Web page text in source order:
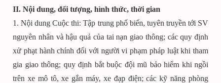
II. Nội dung, đối tượng, hình thức, thời gian
1. Nội dung Cuộc thi: Tập trung phổ biến, tuyên truyền tới SV
nguyên nhân và hậu quả của tai nạn giao thông; các quy định
xử phạt hành chính đối với người vi phạm pháp luật khi tham
gia giao thông; quy định bắt buộc đội mũ bảo hiểm khi ngồi
trên xe mô tô, xe gắn máy, xe đạp điện; các kỹ năng phòng